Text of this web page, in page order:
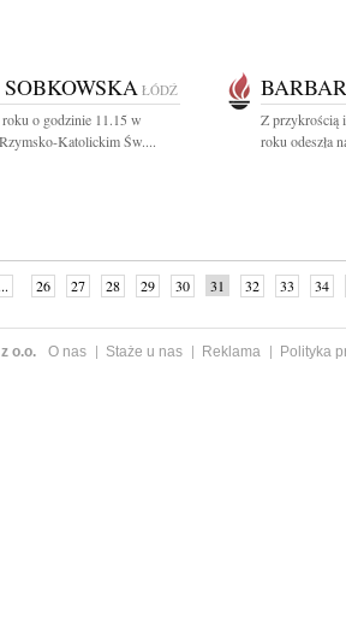
ŁÓDŹ
o godzinie 11.15 w
Katolickim Św....
Z przykrością
roku odeszła
... 26 27 28 29 30 31 32 33
34
o.o. O nas Staże u nas Reklama
Polityka